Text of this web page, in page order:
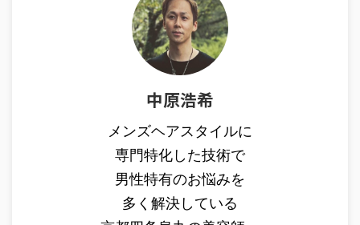
中原浩希
メンズヘアスタイルに
専門特化した技術で
男性特有のお悩みを
多く解決している